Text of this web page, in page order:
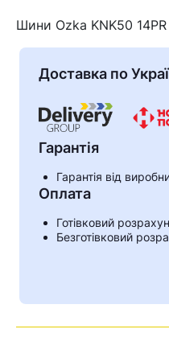
Кошик
Ваш
Шини Ozka KNK50
Доставка по
Гарантія
Гарантія від
Оплата
Готівковий
Безготівковий